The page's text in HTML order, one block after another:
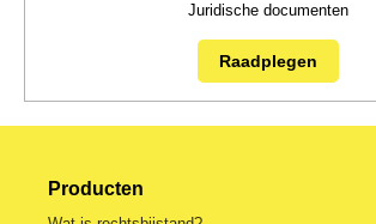
Juridische documenten
Raadplegen
Producten